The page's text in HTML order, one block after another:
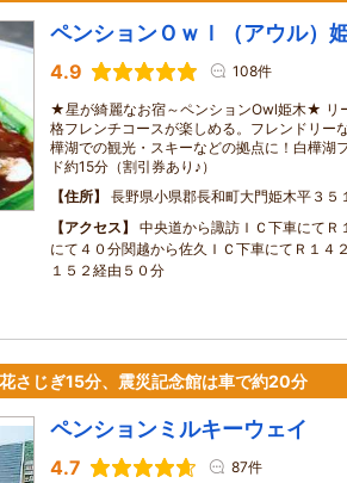
ペンションＯｗｌ（アウル）
4.9 108件
★星が綺麗なお宿～ペンションOwl姫木★ リ
格フレンチコースが楽しめる。フレンドリー
樺湖での観光・スキーなどの拠点に！白樺湖
ド約15分（割引券あり♪）
住所
長野県小県郡長和町大門姫木平３５
アクセス
中央道から諏訪ＩＣ下車にてＲ
にて４０分関越から佐久ＩＣ下車にてＲ１４
１５２経由５０分
さじぎ15分、震災記念館は車で約20分
ペンションミルキーウェイ
4.7 87件